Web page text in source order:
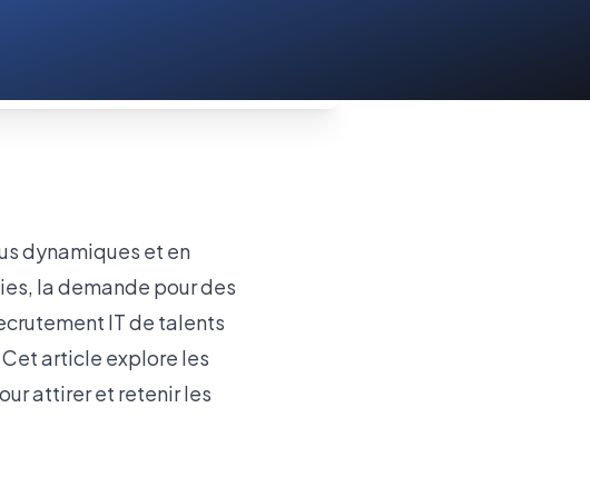
dynamiques et en
la demande pour des
IT de talents
article explore les
attirer et retenir les